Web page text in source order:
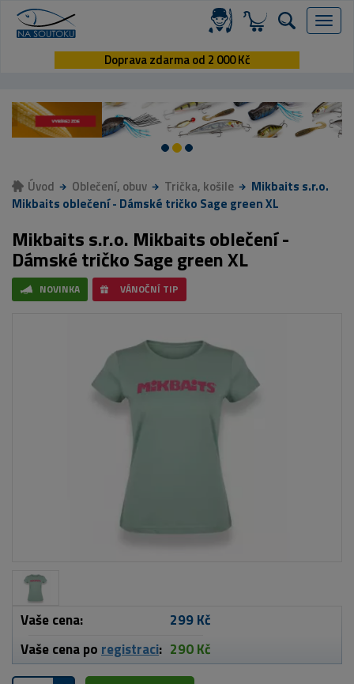
Menu
Doprava zdarma od 2 000 Kč
Úvod Oblečení, obuv Trička, košile
Mikbaits s.r.o.
Mikbaits oblečení - Dámské tričko Sage green XL
Mikbaits s.r.o. Mikbaits oblečení -
Dámské tričko Sage green XL
NOVINKA VÁNOČNÍ TIP
Vaše cena:
299 Kč
Vaše cena po registraci: 290 Kč